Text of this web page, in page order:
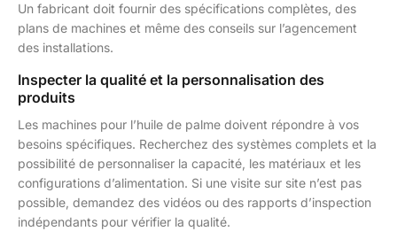
Un fabricant doit fournir des spécifications complètes, des
plans de machines et même des conseils sur l’agencement
des installations.
Inspecter la qualité et la personnalisation des
produits
Les machines pour l’huile de palme doivent répondre à vos
besoins spécifiques. Recherchez des systèmes complets et la
possibilité de personnaliser la capacité, les matériaux et les
configurations d’alimentation. Si une visite sur site n’est pas
possible, demandez des vidéos ou des rapports d’inspection
indépendants pour vérifier la qualité.